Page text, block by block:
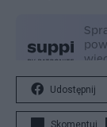
Udostępnij
Skomentuj